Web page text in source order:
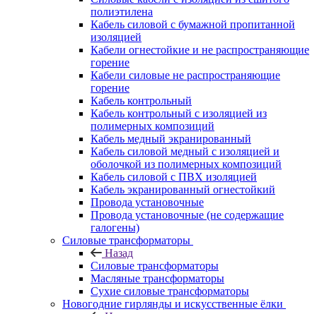
полиэтилена
Кабель силовой с бумажной пропитанной
изоляцией
Кабели огнестойкие и не распространяющие
горение
Кабели силовые не распространяющие
горение
Кабель контрольный
Кабель контрольный с изоляцией из
полимерных композиций
Кабель медный экранированный
Кабель силовой медный с изоляцией и
оболочкой из полимерных композиций
Кабель силовой с ПВХ изоляцией
Кабель экранированный огнестойкий
Провода установочные
Провода установочные (не содержащие
галогены)
Силовые трансформаторы
Назад
Силовые трансформаторы
Масляные трансформаторы
Сухие силовые трансформаторы
Новогодние гирлянды и искусственные ёлки